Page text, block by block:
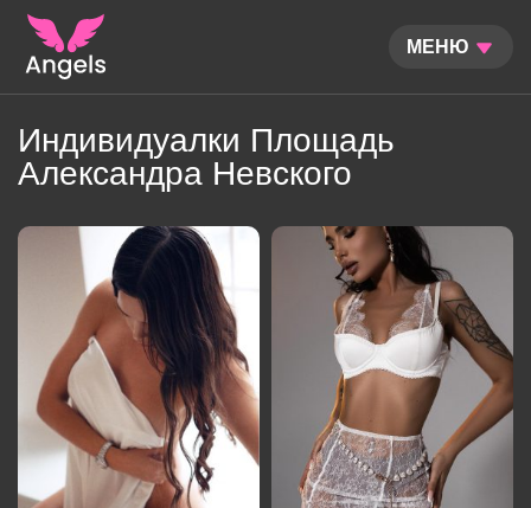
МЕНЮ
Индивидуалки Площадь
Александра Невского